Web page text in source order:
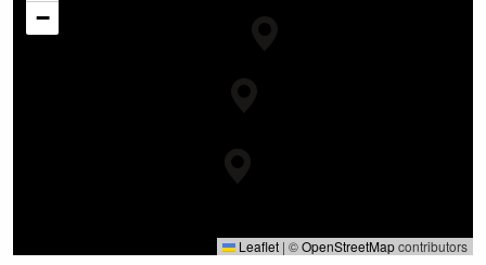
−
Leaflet | ©OpenStreetMapcontributors